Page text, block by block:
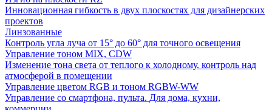
Инновационная гибкость в двух плоскостях для дизайнерских
проектов
Линзованные
Контроль угла луча от 15° до 60° для точного освещения
Управление тоном MIX, CDW
Изменение тона света от теплого к холодному. контроль над
атмосферой в помещении
Управление цветом RGB и тоном RGBW-WW
Управление со смартфона, пульта. Для дома, кухни,